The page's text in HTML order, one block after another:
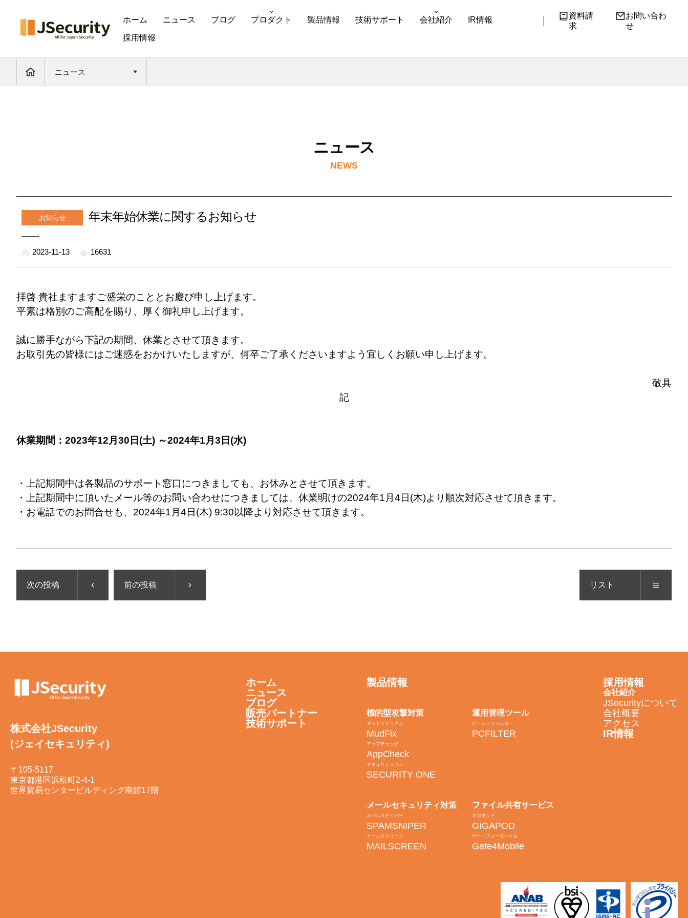
ホーム ニュース ブログ プロダクト 製品情報 技術サポート 会社紹介 IR情報
採用情報
資料請
求
お問い合わ
せ
ニュース
ニュース
NEWS
お知らせ 年末年始休業に関するお知らせ
2023-11-13 16631
拝啓 貴社ますますご盛栄のこととお慶び申し上げます。
平素は格別のご高配を賜り、厚く御礼申し上げます。
誠に勝手ながら下記の期間、休業とさせて頂きます。
お取引先の皆様にはご迷惑をおかけいたしますが、何卒ご了承くださいますよう宜しくお願い申し上げます。
敬具
記
休業期間：2023年12月30日(土) ～2024年1月3日(水)
・上記期間中は各製品のサポート窓口につきましても、お休みとさせて頂きます。
・上記期間中に頂いたメール等のお問い合わせにつきましては、休業明けの2024年1月4日(木)より順次対応させて頂きます。
・お電話でのお問合せも、2024年1月4日(木) 9:30以降より対応させて頂きます。
次の投稿 前の投稿 リスト
株式会社JSecurity
(ジェイセキュリティ)
〒105-5117
東京都港区浜松町2-4-1
世界貿易センタービルディング南館17階
ホーム
ニュース
ブログ
販売パートナー
技術サポート
製品情報
標的型攻撃対策
マッドフィックス
MudFix
アップチェック
AppCheck
セキュリティワン
SECURITY ONE
メールセキュリティ対策
スパムスナイパー
SPAMSNIPER
メールスクリーン
MAILSCREEN
運用管理ツール
ピーシーフィルター
PCFILTER
ファイル共有サービス
ギガポッド
GIGAPOD
ゲートフォーモバイル
Gate4Mobile
採用情報
会社紹介
JSecurityについて
会社概要
アクセス
IR情報